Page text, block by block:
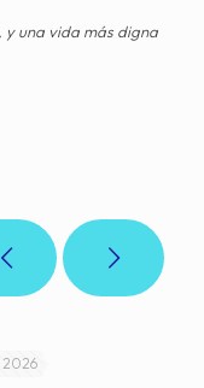
y una vida más digna
2026